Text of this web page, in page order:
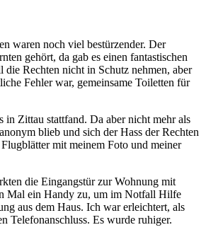
waren noch viel bestürzender. Der
gehört, da gab es einen fantastischen
Rechten nicht in Schutz nehmen, aber
Fehler war, gemeinsame Toiletten für
in Zittau stattfand. Da aber nicht mehr als
blieb und sich der Hass der Rechten
mit meinem Foto und meiner
die Eingangstür zur Wohnung mit
Mal ein Handy zu, um im Notfall Hilfe
aus dem Haus. Ich war erleichtert, als
Telefonanschluss. Es wurde ruhiger.